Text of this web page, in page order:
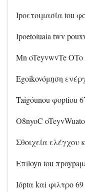
Ipoετοιμασία tou
Ipoetoiuaia twv
Mn oTeyvwvTe
Egoikovóμŋση
Taigóunou φoptiou
O8nyoC
Σθοιχεία ελέγχου
Eπiloyn tou
Ióptα kαi φιλτρο 69